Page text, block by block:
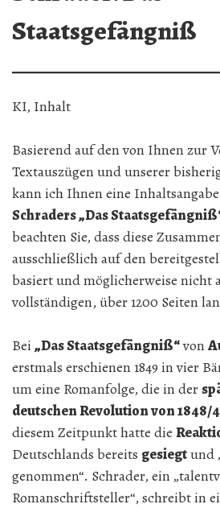
Staatsgefängniß
KI, Inhalt
Basierend auf den von Ihnen zur
Textauszügen und unserer
kann ich Ihnen eine
Schraders „Das
beachten Sie, dass diese
ausschließlich auf den
basiert und möglicherweise nicht
vollständigen, über 1200 Seiten
Bei „Das Staatsgefängniß“von
erstmals erschienen 1849 in vier
um eine Romanfolge, die in der
deutschen Revolution von 1848/
diesem Zeitpunkt hatte die
Deutschlands bereits gesiegtund
genommen“. Schrader, ein
Romanschriftsteller“, schreibt in